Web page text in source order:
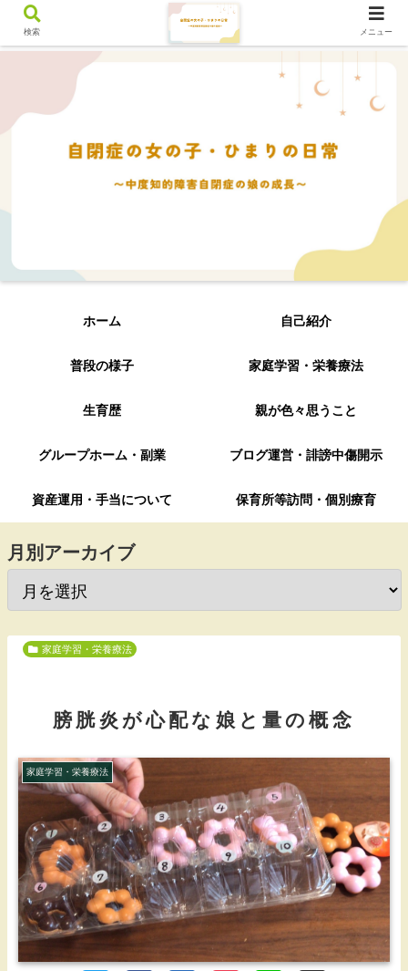
ホーム 自己紹介
普段の様子 家庭学習・栄養療法
生育歴 親が色々思うこと
グループホーム・副業 ブログ運営・誹謗中傷開示
資産運用・手当について 保育所等訪問・個別療育
月別アーカイブ
家庭学習・栄養療法
膀胱炎が心配な娘と量の概念
家庭学習・栄養療法
検索 メニュー